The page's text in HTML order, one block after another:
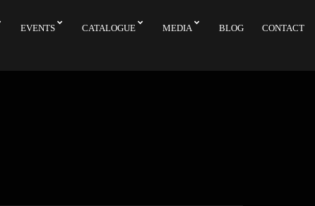
EVENTS CATALOGUE MEDIA BLOG CONTACT